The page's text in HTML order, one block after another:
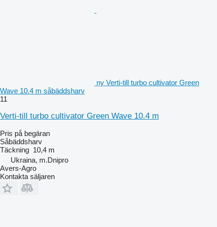
ny Verti-till turbo cultivator Green
Wave 10.4 m såbäddsharv
11
Verti-till turbo cultivator Green Wave 10.4 m
Pris på begäran
Såbäddsharv
Täckning 10,4 m
Ukraina, m.Dnipro
Avers-Agro
Kontakta säljaren